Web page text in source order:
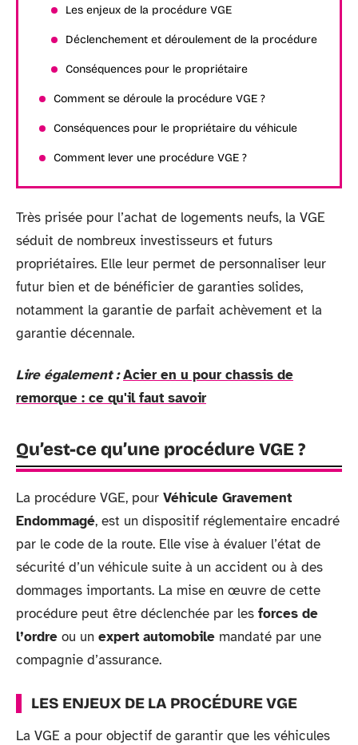
Les enjeux de la procédure VGE
Déclenchement et déroulement de la procédure
Conséquences pour le propriétaire
Comment se déroule la procédure VGE ?
Conséquences pour le propriétaire du véhicule
Comment lever une procédure VGE ?
Très prisée pour l’achat de logements neufs, la VGE
séduit de nombreux investisseurs et futurs
propriétaires. Elle leur permet de personnaliser leur
futur bien et de bénéficier de garanties solides,
notamment la garantie de parfait achèvement et la
garantie décennale.
Lire également : Acier en u pour chassis de
remorque : ce qu'il faut savoir
Qu’est-ce qu’une procédure VGE ?
La procédure VGE, pour Véhicule Gravement
Endommagé, est un dispositif réglementaire encadré
par le code de la route. Elle vise à évaluer l’état de
sécurité d’un véhicule suite à un accident ou à des
dommages importants. La mise en œuvre de cette
procédure peut être déclenchée par les forces de
l’ordre ou un expert automobile mandaté par une
compagnie d’assurance.
LES ENJEUX DE LA PROCÉDURE VGE
La VGE a pour objectif de garantir que les véhicules